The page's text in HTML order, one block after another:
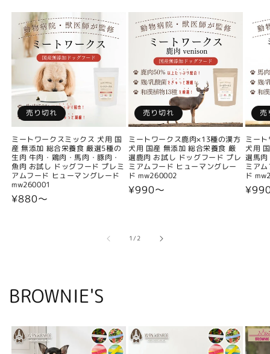
売り切れ
ミートワークスミックス 犬用 国
産 無添加 総合栄養食 厳選5種の
生肉 牛肉・鶏肉・馬肉・豚肉・
魚肉 お試し ドッグフード プレミ
アムフード ヒューマングレード
mw260001
通
¥880〜
売り切れ
ミートワークス鹿肉×13種の漢方
犬用 国産 無添加 総合栄養食 厳
選鹿肉 お試し ドッグフード プレ
ミアムフード ヒューマングレー
ド mw260002
通
¥990〜
売
ミー
犬用
選馬
ミア
ド
通
1/の
2
BROWNIE'S